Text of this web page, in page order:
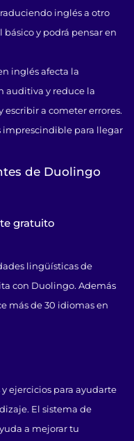
inglés a otro
y podrá pensar en
inglés afecta la
auditiva y reduce la
a cometer errores.
imprescindible para llegar
de Duolingo
gratuito
lingüísticas de
con Duolingo. Además
más de 30 idiomas en
ejercicios para ayudarte
El sistema de
a mejorar tu